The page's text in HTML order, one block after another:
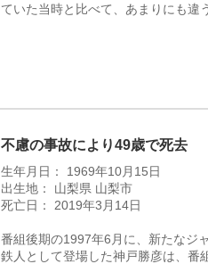
ていた当時と比べて、あまりにも違
不慮の事故により49歳で死去
生年月日： 1969年10月15日
出生地： 山梨県 山梨市
死亡日： 2019年3月14日
番組後期の1997年6月に、新たなジ
鉄人として登場した神戸勝彦は、番